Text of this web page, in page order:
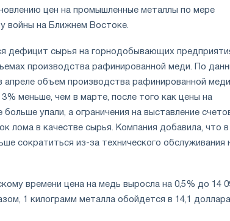
цен на промышленные металлы по мере
войны на Ближнем Востоке.
дефицит сырья на горнодобывающих
производства рафинированной меди. По
апреле объем производства рафинированной меди
меньше, чем в марте, после того как цены на
упали, а ограничения на выставление
лома в качестве сырья. Компания добавила, что
сократиться из-за технического обслуживания
времени цена на медь выросла на 0,5% до 14
1 килограмм металла обойдется в 14,1 доллара.